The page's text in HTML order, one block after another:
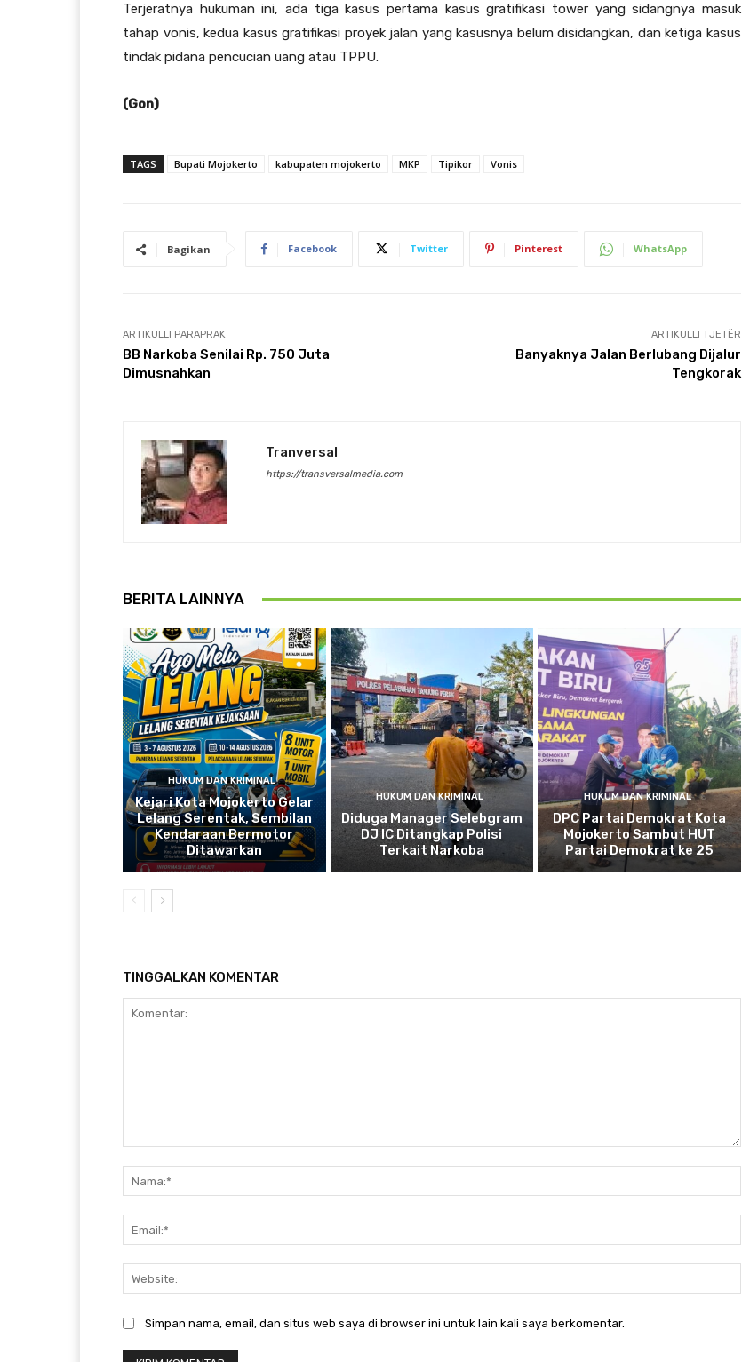
Terjeratnya hukuman ini, ada tiga kasus pertama kasus gratifikasi tower yang sidangnya masuk
tahap vonis, kedua kasus gratifikasi proyek jalan yang kasusnya belum disidangkan, dan ketiga kasus
tindak pidana pencucian uang atau TPPU.
(Gon)
TAGS Bupati Mojokerto kabupaten mojokerto MKP Tipikor Vonis
Bagikan Facebook Twitter Pinterest WhatsApp
ARTIKULLI PARAPRAK
BB Narkoba Senilai Rp. 750 Juta
Dimusnahkan
ARTIKULLI TJETËR
Banyaknya Jalan Berlubang Dijalur
Tengkorak
Tranversal
https://transversalmedia.com
BERITA LAINNYA
HUKUM DAN KRIMINAL
Kejari Kota Mojokerto Gelar
Lelang Serentak, Sembilan
Kendaraan Bermotor
Ditawarkan
HUKUM DAN KRIMINAL
Diduga Manager Selebgram
DJ IC Ditangkap Polisi
Terkait Narkoba
HUKUM DAN KRIMINAL
DPC Partai Demokrat Kota
Mojokerto Sambut HUT
Partai Demokrat ke 25
TINGGALKAN KOMENTAR
Simpan nama, email, dan situs web saya di browser ini untuk lain kali saya berkomentar.